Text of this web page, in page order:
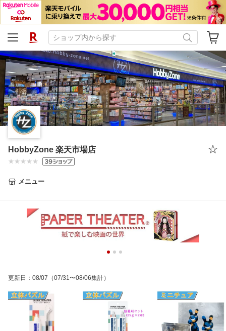
HobbyZone 楽天市場店
メニュー
更新日 ： 08/07 （07/31〜08/06集計）